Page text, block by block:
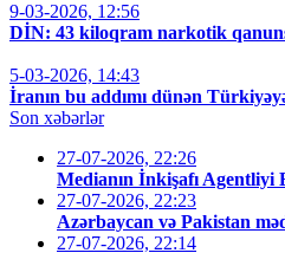
9-03-2026, 12:56
DİN: 43 kiloqram narkotik
5-03-2026, 14:43
İranın bu addımı dünən
Son xəbərlər
27-07-2026, 22:26
Medianın İnkişafı Agentliyi
27-07-2026, 22:23
Azərbaycan və Pakistan
27-07-2026, 22:14